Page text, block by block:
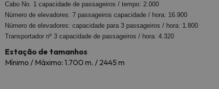
Cabo No. 1 capacidade de passageiros / tempo: 2.000
Número de elevadores: 7 passageiros capacidade / hora: 16.900
Número de elevadores: capacidade para 3 passageiros / hora: 1.800
Transportador nº 3 capacidade de passageiros / hora: 4.320
Estação de tamanhos
Mínimo / Máximo: 1.700 m. / 2445 m